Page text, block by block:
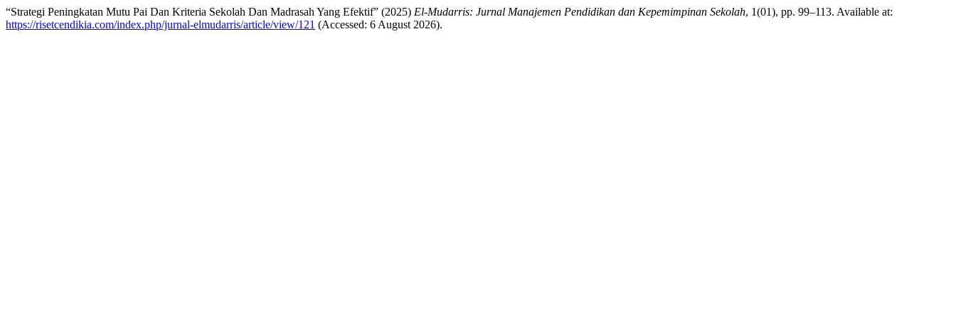
“Strategi Peningkatan Mutu Pai Dan Kriteria Sekolah Dan Madrasah Yang Efektif” (2025) El-Mudarris: Jurnal Manajemen Pendidikan dan Kepemimpinan Sekolah, 1(01), pp. 99–113. Available at:
https://risetcendikia.com/index.php/jurnal-elmudarris/article/view/121 (Accessed: 6 August 2026).